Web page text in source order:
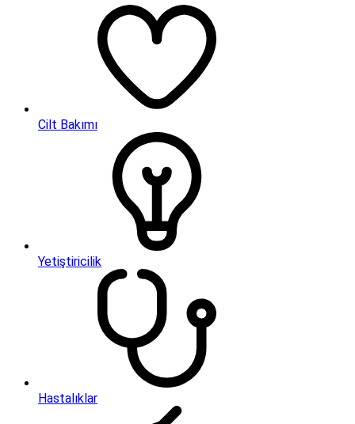
Cilt Bakımı
Yetiştiricilik
Hastalıklar